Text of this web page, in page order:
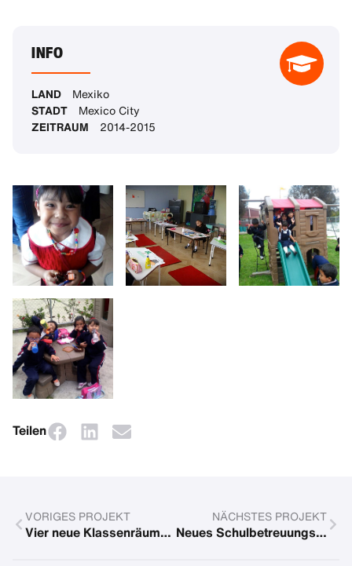
INFO
LAND Mexiko
STADT Mexico City
ZEITRAUM 2014-2015
Teilen
VORIGES PROJEKT
Vier neue Klassenräume im Don Bosco Straßenkinderzentrum
NÄCHSTES PROJEKT
Neues Schulbetreuungszentrum für Sinti und Roma Kinder